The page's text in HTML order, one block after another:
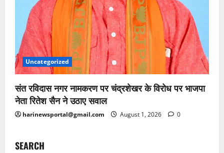
Uncategorized
संत रविदास नगर नामकरण पर चंद्रशेखर के विरोध पर भाजपा
नेता रितेश सैन ने उठाए सवाल
harinewsportal@gmail.com August 1, 2026 0
SEARCH